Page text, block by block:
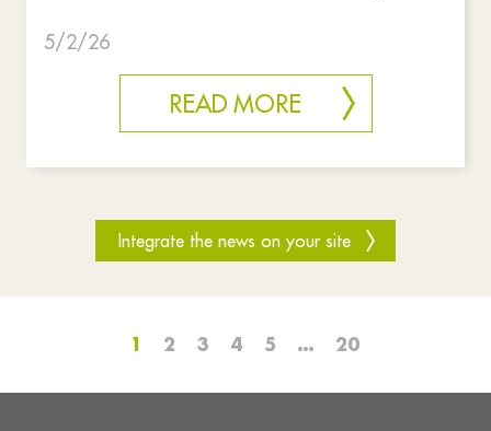
5/2/26
READ MORE
Integrate the news on your site
1 2 3 4 5 … 20